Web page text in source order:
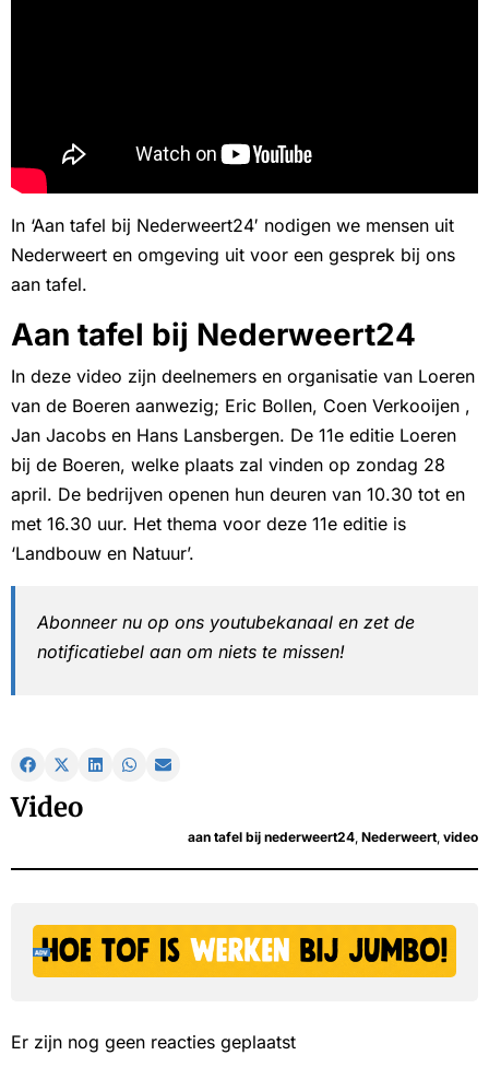
In ‘Aan tafel bij Nederweert24′ nodigen we mensen uit
Nederweert en omgeving uit voor een gesprek bij ons
aan tafel.
Aan tafel bij Nederweert24
In deze video zijn deelnemers en organisatie van Loeren
van de Boeren aanwezig; Eric Bollen, Coen Verkooijen ,
Jan Jacobs en Hans Lansbergen. De 11e editie Loeren
bij de Boeren, welke plaats zal vinden op zondag 28
april. De bedrijven openen hun deuren van 10.30 tot en
met 16.30 uur. Het thema voor deze 11e editie is
‘Landbouw en Natuur’.
Abonneer nu op ons youtubekanaal en zet de
notificatiebel aan om niets te missen!
Video
aan tafel bij nederweert24 Nederweert video
Er zijn nog geen reacties geplaatst